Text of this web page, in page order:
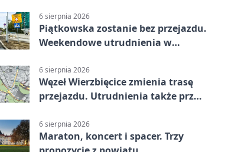
6 sierpnia 2026
Piątkowska zostanie bez przejazdu.
Weekendowe utrudnienia w
6 sierpnia 2026
Węzeł Wierzbięcice zmienia trasę
przejazdu. Utrudnienia także przy
6 sierpnia 2026
Maraton, koncert i spacer. Trzy